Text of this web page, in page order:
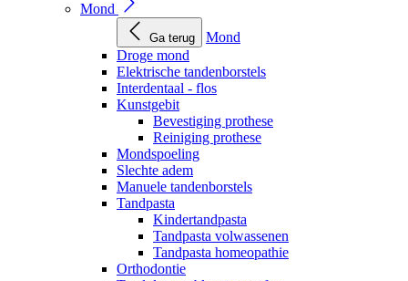
Mond
Ga terug
Mond
Droge mond
Elektrische tandenborstels
Interdentaal - flos
Kunstgebit
Bevestiging prothese
Reiniging prothese
Mondspoeling
Slechte adem
Manuele tandenborstels
Tandpasta
Kindertandpasta
Tandpasta volwassenen
Tandpasta homeopathie
Orthodontie